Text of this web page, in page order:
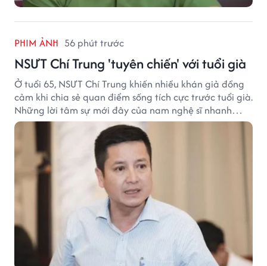
PHIM ẢNH 56 phút trước
NSƯT Chí Trung 'tuyên chiến' với tuổi già
Ở tuổi 65, NSƯT Chí Trung khiến nhiều khán giả đồng
cảm khi chia sẻ quan điểm sống tích cực trước tuổi già.
Những lời tâm sự mới đây của nam nghệ sĩ nhanh
chóng nhận được sự quan tâm trên mạng xã hội.